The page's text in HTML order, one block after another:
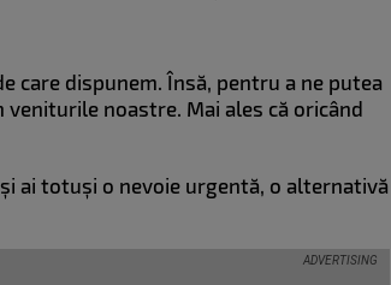
care dispunem. Însă, pentru a ne putea
noastre. Mai ales că oricând
ai totuși o nevoie urgentă, o alternativă